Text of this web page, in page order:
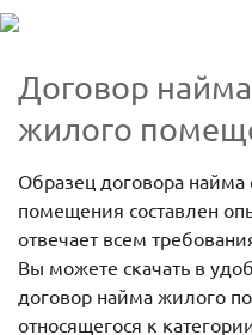
Договор
жилого
Образец договора
помещения составлен
отвечает всем
Вы можете скачать в
договор найма жилого
относящегося к